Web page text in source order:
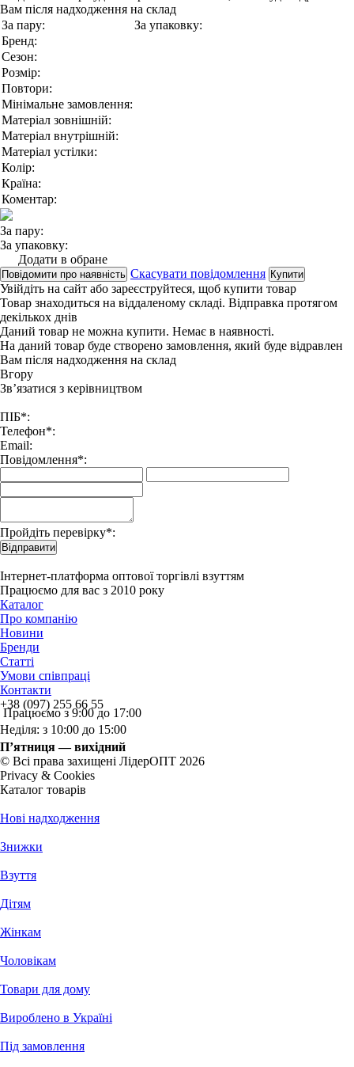
Вам після надходження на склад
За пару:
За упаковку:
Бренд:
Сезон:
Розмір:
Повтори:
Мінімальне замовлення:
Матеріал зовнішній:
Матеріал внутрішній:
Матеріал устілки:
Колір:
Країна:
Коментар:
За пару:
За упаковку:
Додати в обране
Повідомити про наявність Скасувати повідомлення Купити
Увійдіть на сайт або зареєструйтеся, щоб купити товар
Товар знаходиться на віддаленому складі. Відправка протягом
декількох днів
Даний товар не можна купити. Немає в наявності.
На даний товар буде створено замовлення, який буде відравлен
Вам після надходження на склад
Вгору
Зв’язатися з керівництвом
ПІБ*:
Телефон*:
Email:
Повідомлення*:
Пройдіть перевірку*:
Відправити
Інтернет-платформа оптової торгівлі взуттям
Працюємо для вас з 2010 року
Каталог
Про компанію
Новини
Бренди
Статті
Умови співпраці
Контакти
+38 (097) 255 66 55
Працюємо з 9:00 до 17:00
Неділя: з 10:00 до 15:00
П’ятниця — вихідний
© Всі права захищені ЛідерОПТ 2026
Privacy & Cookies
Каталог товарів
Нові надходження
Знижки
Взуття
Дітям
Жінкам
Чоловікам
Товари для дому
Вироблено в Україні
Під замовлення